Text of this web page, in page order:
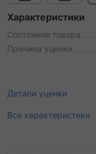
Характеристики
Состояние товара
Причина уценки
Детали уценки
Все характеристики